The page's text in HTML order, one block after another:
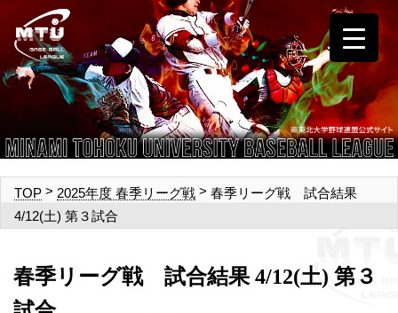
TOP > 2025年度 春季リーグ戦 > 春季リーグ戦 試合結果
4/12(土) 第３試合
春季リーグ戦 試合結果 4/12(土) 第３